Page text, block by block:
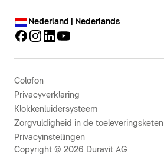
Nederland | Nederlands
Colofon
Privacyverklaring
Klokkenluidersysteem
Zorgvuldigheid in de toeleveringsketen
Privacyinstellingen
Copyright © 2026 Duravit AG